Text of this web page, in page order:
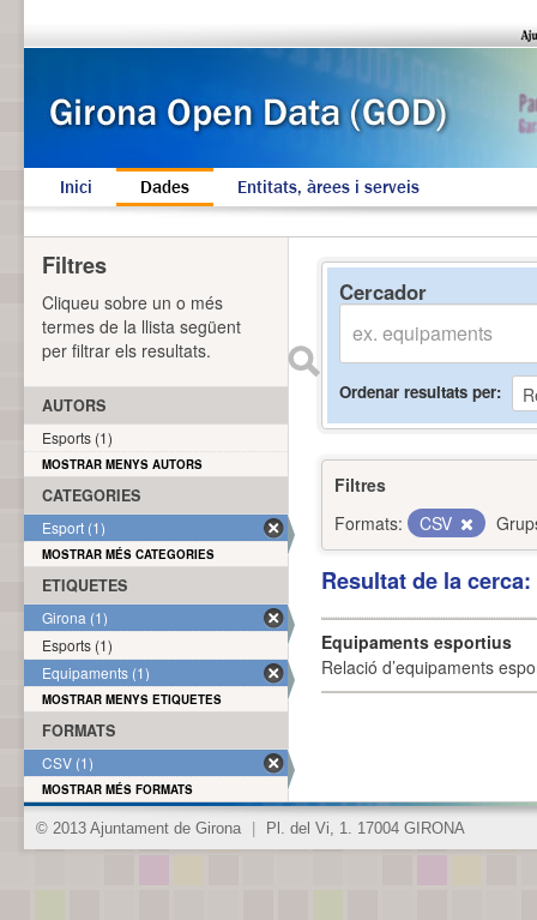
Inici Dades Entitats, àrees i serveis
Cercador
Ordenar resultats per
Filtres
Formats:
CSV
Resultat de la
Equipaments esportius
Relació d’equipaments
Filtres
Cliqueu sobre un o més
termes de la llista següent
per filtrar els resultats.
AUTORS
Esports (1)
MOSTRAR MENYS AUTORS
CATEGORIES
Esport (1)
MOSTRAR MÉS CATEGORIES
ETIQUETES
Girona (1)
Esports (1)
Equipaments (1)
MOSTRAR MENYS ETIQUETES
FORMATS
CSV (1)
MOSTRAR MÉS FORMATS
© 2013 Ajuntament de Girona Pl. del Vi, 1. 17004 GIRONA